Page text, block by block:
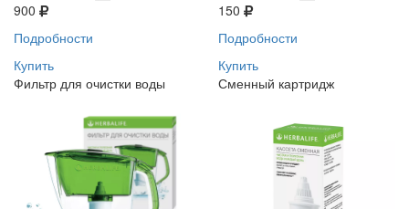
900
Подробности
Купить
150
Подробности
Купить
Фильтр для очистки воды
Сменный картридж